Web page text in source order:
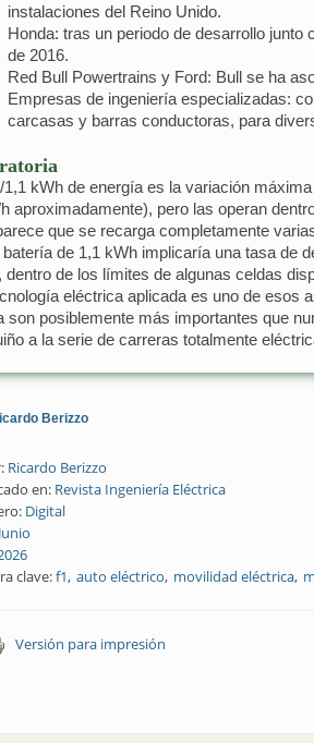
instalaciones del Reino Unido.
Honda: tras un periodo de desarrollo
de 2016.
Red Bull Powertrains y Ford: Bull se ha
Empresas de ingeniería especializadas:
carcasas y barras conductoras, para
kWh de energía es la variación
aproximadamente), pero las operan
que se recarga completamente
batería de 1,1 kWh implicaría una tasa de
dentro de los límites de algunas celdas
eléctrica aplicada es uno de esos
son posiblemente más importantes que
a la serie de carreras totalmente
Berizzo
Ricardo Berizzo
en: Revista Ingeniería Eléctrica
Digital
Junio
clave:f1 auto eléctrico movilidad eléctrica
Versión para impresión